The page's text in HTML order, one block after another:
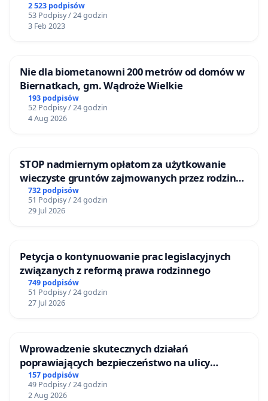
2 523 podpisów
53 Podpisy / 24 godzin
3 Feb 2023
Nie dla biometanowni 200 metrów od domów w
Biernatkach, gm. Wądroże Wielkie
193 podpisów
52 Podpisy / 24 godzin
4 Aug 2026
STOP nadmiernym opłatom za użytkowanie
wieczyste gruntów zajmowanych przez rodzinne
ogrody działkowe.
732 podpisów
51 Podpisy / 24 godzin
29 Jul 2026
Petycja o kontynuowanie prac legislacyjnych
związanych z reformą prawa rodzinnego
749 podpisów
51 Podpisy / 24 godzin
27 Jul 2026
Wprowadzenie skutecznych działań
poprawiających bezpieczeństwo na ulicy
Żeromskiego w Otwocku
157 podpisów
49 Podpisy / 24 godzin
2 Aug 2026